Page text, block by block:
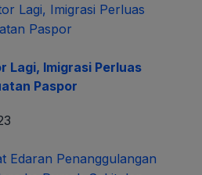
Lagi, Imigrasi Perluas
Paspor